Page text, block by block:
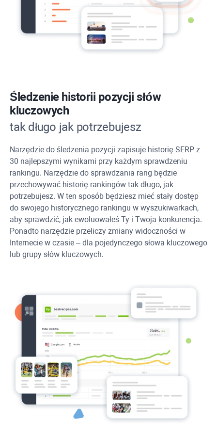
Śledzenie historii pozycji słów
kluczowych
tak długo jak potrzebujesz
Narzędzie do śledzenia pozycji zapisuje historię SERP z
30 najlepszymi wynikami przy każdym sprawdzeniu
rankingu. Narzędzie do sprawdzania rang będzie
przechowywać historię rankingów tak długo, jak
potrzebujesz. W ten sposób będziesz mieć stały dostęp
do swojego historycznego rankingu w wyszukiwarkach,
aby sprawdzić, jak ewoluowałeś Ty i Twoja konkurencja.
Ponadto narzędzie przeliczy zmiany widoczności w
Internecie w czasie – dla pojedynczego słowa kluczowego
lub grupy słów kluczowych.